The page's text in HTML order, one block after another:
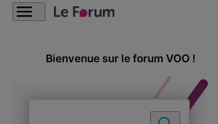
Bienvenue sur le forum VOO !